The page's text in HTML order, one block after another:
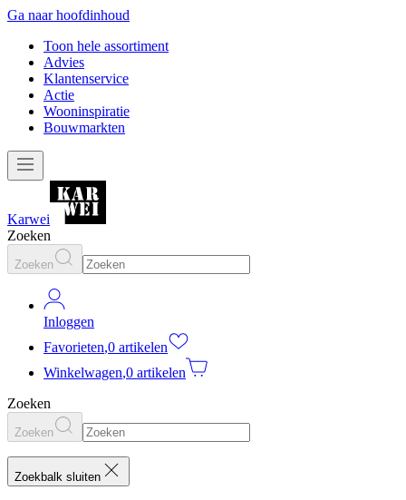
Ga naar hoofdinhoud
Toon hele assortiment
Advies
Klantenservice
Actie
Wooninspiratie
Bouwmarkten
Karwei
Zoeken
Zoeken
Inloggen
Favorieten,0 artikelen
Winkelwagen,0 artikelen
Zoeken
Zoeken
Zoekbalk sluiten